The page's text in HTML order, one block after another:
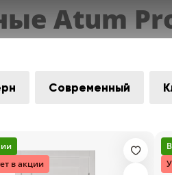
Atum
Современный
в акции